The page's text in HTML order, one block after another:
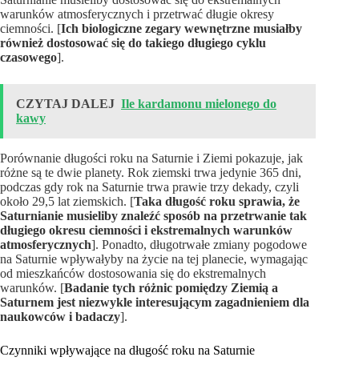
warunków atmosferycznych i przetrwać długie okresy
ciemności. [Ich biologiczne zegary wewnętrzne musiałby
również dostosować się do takiego długiego cyklu
czasowego].
CZYTAJ DALEJ Ile kardamonu mielonego do
kawy
Porównanie długości roku na Saturnie i Ziemi pokazuje, jak
różne są te dwie planety. Rok ziemski trwa jedynie 365 dni,
podczas gdy rok na Saturnie trwa prawie trzy dekady, czyli
około 29,5 lat ziemskich. [Taka długość roku sprawia, że
Saturnianie musieliby znaleźć sposób na przetrwanie tak
długiego okresu ciemności i ekstremalnych warunków
atmosferycznych]. Ponadto, długotrwałe zmiany pogodowe
na Saturnie wpływałyby na życie na tej planecie, wymagając
od mieszkańców dostosowania się do ekstremalnych
warunków. [Badanie tych różnic pomiędzy Ziemią a
Saturnem jest niezwykle interesującym zagadnieniem dla
naukowców i badaczy].
Czynniki wpływające na długość roku na Saturnie